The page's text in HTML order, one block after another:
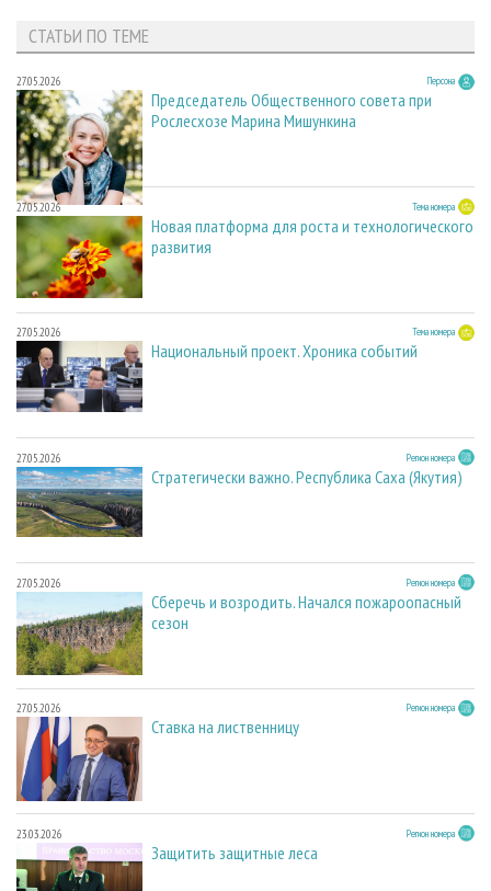
СТАТЬИ ПО ТЕМЕ
27.05.2026 Персона
Председатель Общественного совета при
Рослесхозе Марина Мишункина
27.05.2026 Тема номера
Новая платформа для роста и технологического
развития
27.05.2026 Тема номера
Национальный проект. Хроника событий
27.05.2026 Регион номера
Стратегически важно. Республика Саха (Якутия)
27.05.2026 Регион номера
Сберечь и возродить. Начался пожароопасный
сезон
27.05.2026 Регион номера
Ставка на лиственницу
23.03.2026 Регион номера
Защитить защитные леса